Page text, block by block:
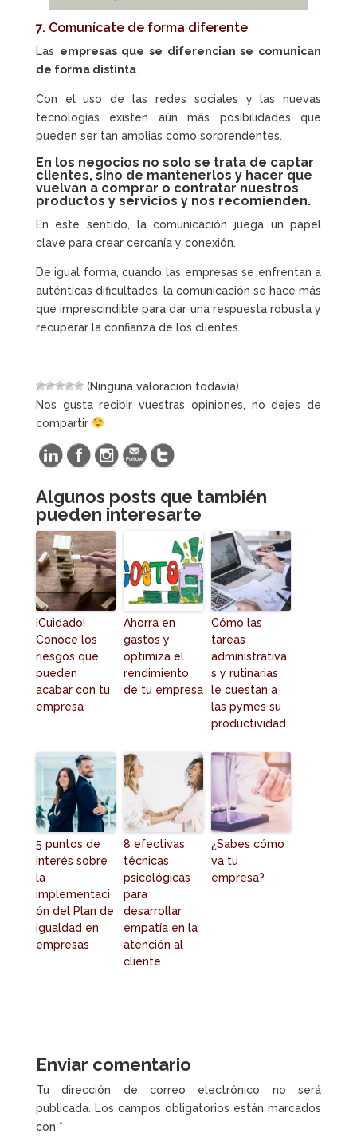
7. Comunícate de forma diferente
Las empresas que se diferencian se comunican
de forma distinta.
Con el uso de las redes sociales y las nuevas
tecnologías existen aún más posibilidades que
pueden ser tan amplias como sorprendentes.
En los negocios no solo se trata de captar
clientes, sino de mantenerlos y hacer que
vuelvan a comprar o contratar nuestros
productos y servicios y nos recomienden.
En este sentido, la comunicación juega un papel
clave para crear cercanía y conexión.
De igual forma, cuando las empresas se enfrentan a
auténticas dificultades, la comunicación se hace más
que imprescindible para dar una respuesta robusta y
recuperar la confianza de los clientes.
(Ninguna valoración todavía)
Nos gusta recibir vuestras opiniones, no dejes de
compartir
Algunos posts que también
pueden interesarte
¡Cuidado!
Conoce los
riesgos que
pueden
acabar con tu
empresa
Ahorra en
gastos y
optimiza el
rendimiento
de tu empresa
Cómo las
tareas
administrativa
s y rutinarias
le cuestan a
las pymes su
productividad
5 puntos de
interés sobre
la
implementaci
ón del Plan de
igualdad en
empresas
8 efectivas
técnicas
psicológicas
para
desarrollar
empatía en la
atención al
cliente
¿Sabes cómo
va tu
empresa?
Enviar comentario
Tu dirección de correo electrónico no será
publicada. Los campos obligatorios están marcados
con *